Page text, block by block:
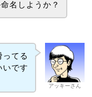
名しようか？
アッキーさん
ってる
いです